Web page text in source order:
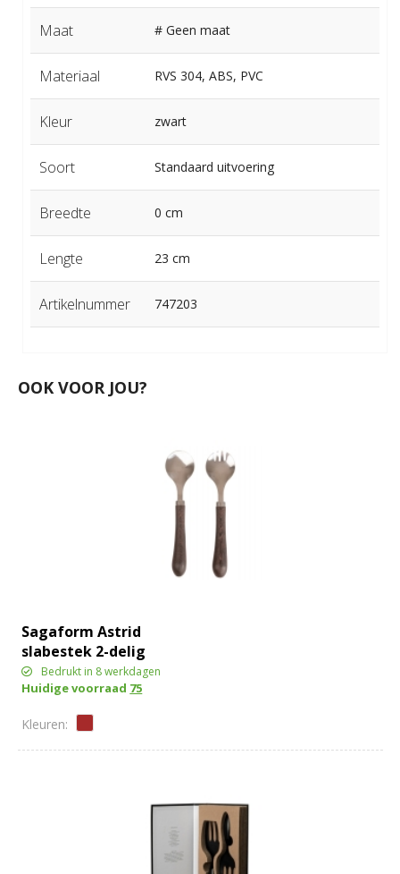
Maat # Geen maat
Materiaal RVS 304, ABS, PVC
Kleur zwart
Soort Standaard uitvoering
Breedte 0 cm
Lengte 23 cm
Artikelnummer 747203
OOK VOOR JOU?
Sagaform Astrid
slabestek 2-delig
Bedrukt in 8 werkdagen
Huidige voorraad 75